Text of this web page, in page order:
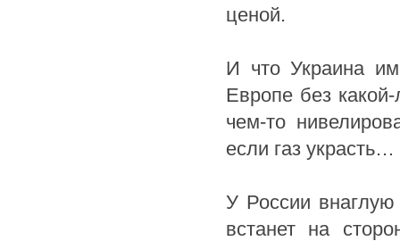
ценой.
И что Украина
Европе без какой-
чем-то
если газ
У России
встанет на